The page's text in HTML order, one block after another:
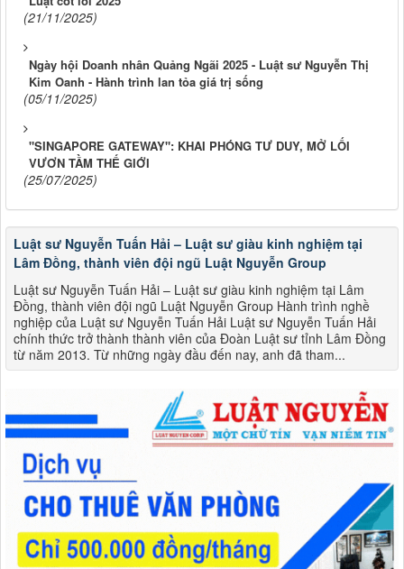
(21/11/2025)
Ngày hội Doanh nhân Quảng Ngãi 2025 - Luật sư Nguyễn Thị
Kim Oanh - Hành trình lan tỏa giá trị sống
(05/11/2025)
"SINGAPORE GATEWAY": KHAI PHÓNG TƯ DUY, MỞ LỐI
VƯƠN TẦM THẾ GIỚI
(25/07/2025)
Luật sư Nguyễn Tuấn Hải – Luật sư giàu kinh nghiệm tại
Lâm Đồng, thành viên đội ngũ Luật Nguyễn Group
Luật sư Nguyễn Tuấn Hải – Luật sư giàu kinh nghiệm tại Lâm
Đồng, thành viên đội ngũ Luật Nguyễn Group Hành trình nghề
nghiệp của Luật sư Nguyễn Tuấn Hải Luật sư Nguyễn Tuấn Hải
chính thức trở thành thành viên của Đoàn Luật sư tỉnh Lâm Đồng
từ năm 2013. Từ những ngày đầu đến nay, anh đã tham...